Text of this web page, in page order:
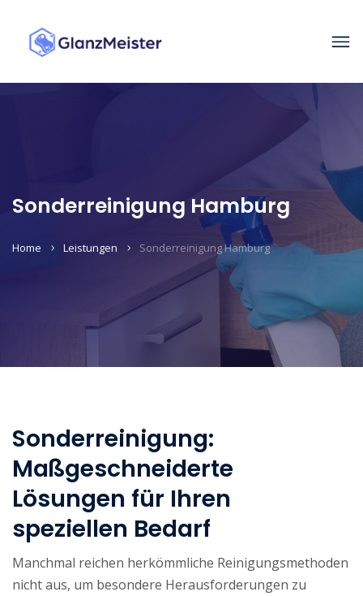
Sonderreinigung Hamburg
Home Leistungen Sonderreinigung Hamburg
Sonderreinigung:
Maßgeschneiderte
Lösungen für Ihren
speziellen Bedarf
Manchmal reichen herkömmliche Reinigungsmethoden
nicht aus, um besondere Herausforderungen zu